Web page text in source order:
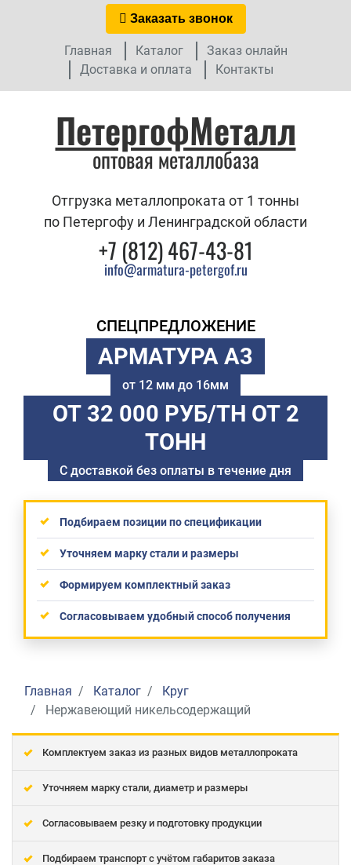
Заказать звонок
Главная Каталог
Заказ онлайн
Доставка и оплата
Контакты
ПетергофМеталл
оптовая металлобаза
Отгрузка металлопроката от 1 тонны
по Петергофу и Ленинградской области
+7 (812) 467-43-81
info@armatura-petergof.ru
СПЕЦПРЕДЛОЖЕНИЕ
АРМАТУРА А3
от 12 мм до 16мм
ОТ 32 000 РУБ/ТН ОТ 2
ТОНН
С доставкой без оплаты в течение дня
Подбираем позиции по спецификации
Уточняем марку стали и размеры
Формируем комплектный заказ
Согласовываем удобный способ получения
Главная Каталог
Круг
Нержавеющий никельсодержащий
Комплектуем заказ из разных видов металлопроката
Уточняем марку стали, диаметр и размеры
Согласовываем резку и подготовку продукции
Подбираем транспорт с учётом габаритов заказа